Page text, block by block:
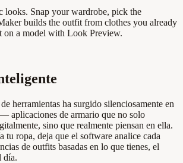
looks. Snap your wardrobe, pick the
builds the outfit from clothes you already
a model with Look Preview.
herramientas ha surgido silenciosamente en
aplicaciones de armario que no solo
sino que realmente piensan en ella.
tu ropa, deja que el software analice cada
de outfits basadas en lo que tienes, el
día.